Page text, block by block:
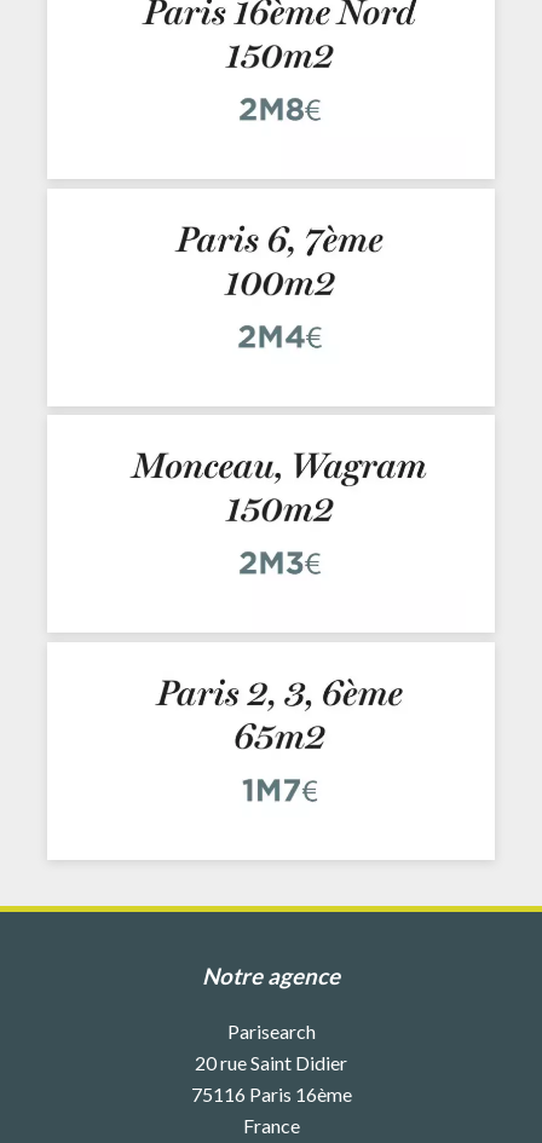
Notre agence
Parisearch
20 rue Saint Didier
75116 Paris 16ème
France